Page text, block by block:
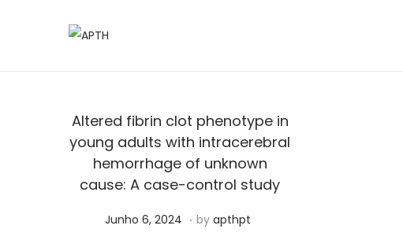
Altered fibrin clot phenotype in
young adults with intracerebral
hemorrhage of unknown
cause: A case-control study
Posted on
Junho 6, 2024 S. by apthpt